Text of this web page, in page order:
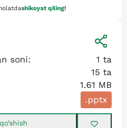
shikoyat qiling!
soni: 1 ta
15 ta
1.61 MB
.pptx